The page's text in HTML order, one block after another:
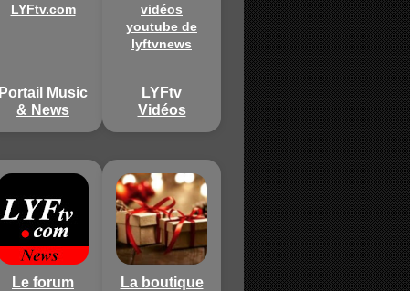
Portail Music
& News
LYFtv
Vidéos
Le forum
La boutique